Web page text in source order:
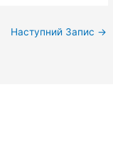
Наступний Запис →